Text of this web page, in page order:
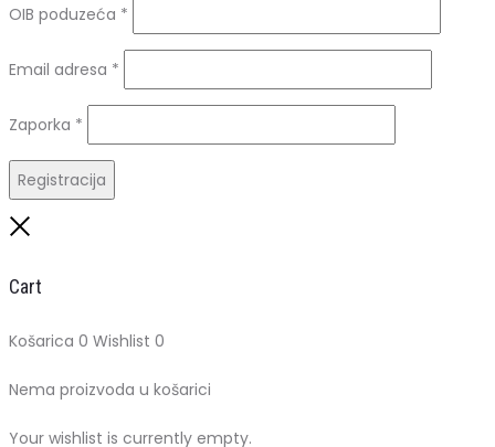
OIB poduzeća *
Email adresa *
Zaporka *
Registracija
Cart
Košarica 0 Wishlist 0
Nema proizvoda u košarici
Your wishlist is currently empty.